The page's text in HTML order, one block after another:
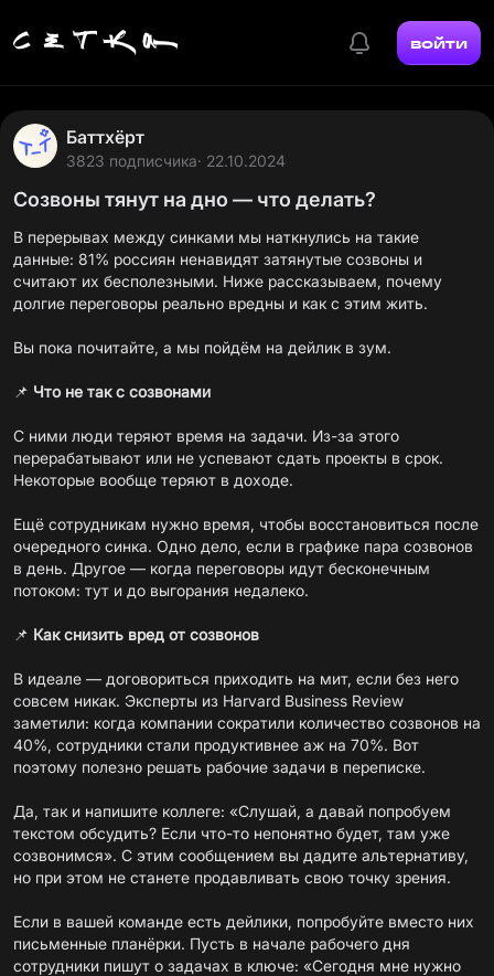
войти
Баттхёрт
3823 подписчика· 22.10.2024
Созвоны тянут на дно — что делать?
В перерывах между синками мы наткнулись на такие
данные: 81% россиян ненавидят затянутые созвоны и
считают их бесполезными. Ниже рассказываем, почему
долгие переговоры реально вредны и как с этим жить.
Вы пока почитайте, а мы пойдём на дейлик в зум.
📌 Что не так с созвонами
С ними люди теряют время на задачи. Из-за этого
перерабатывают или не успевают сдать проекты в срок.
Некоторые вообще теряют в доходе.
Ещё сотрудникам нужно время, чтобы восстановиться после
очередного синка. Одно дело, если в графике пара созвонов
в день. Другое — когда переговоры идут бесконечным
потоком: тут и до выгорания недалеко.
📌 Как снизить вред от созвонов
В идеале — договориться приходить на мит, если без него
совсем никак. Эксперты из Harvard Business Review
заметили: когда компании сократили количество созвонов на
40%, сотрудники стали продуктивнее аж на 70%. Вот
поэтому полезно решать рабочие задачи в переписке.
Да, так и напишите коллеге: «Слушай, а давай попробуем
текстом обсудить? Если что-то непонятно будет, там уже
созвонимся». С этим сообщением вы дадите альтернативу,
но при этом не станете продавливать свою точку зрения.
Если в вашей команде есть дейлики, попробуйте вместо них
письменные планёрки. Пусть в начале рабочего дня
сотрудники пишут о задачах в ключе: «Сегодня мне нужно